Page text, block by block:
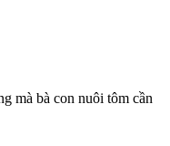
mà bà con nuôi tôm cần